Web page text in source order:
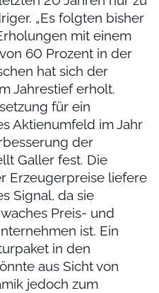
„Es folgten bisher
mit einem
60 Prozent in der
hat sich der
Jahrestief erholt.
für ein
Aktienumfeld im Jahr
der
Galler fest. Die
Erzeugerpreise liefere
Signal, da sie
Preis- und
ist. Ein
in den
aus Sicht von
jedoch zum